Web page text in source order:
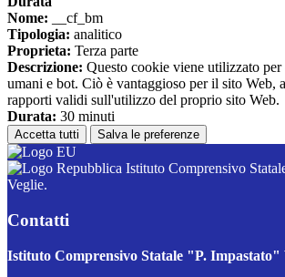
Nome: __cf_bm
Tipologia: analitico
Proprieta: Terza parte
Descrizione: Questo cookie viene utilizzato per
umani e bot. Ciò è vantaggioso per il sito Web,
rapporti validi sull'utilizzo del proprio sito Web.
Durata: 30 minuti
Accetta tutti Salva le preferenze
Istituto Comprensivo
Veglie.
Contatti
Istituto Comprensivo Statale "P. Impastato"